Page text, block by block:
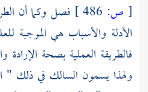
[ ص:
فصل وكما أن
الأدلة والأسباب هي الموجبة
فالطريقة العملية بصحة
ولهذا يسمون السالك في ذلك "